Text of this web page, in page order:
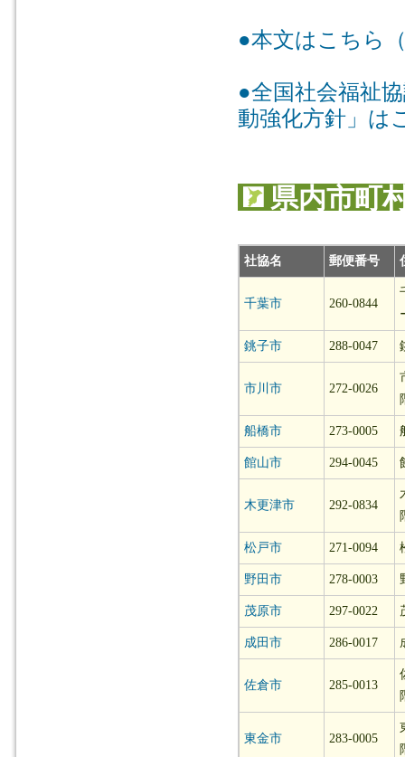
●本文はこちら
●全国社会福祉
動強化方針」は
県内市町
社協名 郵便番号
千葉市 260-0844
銚子市 288-0047
市川市 272-0026
船橋市 273-0005
館山市 294-0045
木更津市 292-0834
松戸市 271-0094
野田市 278-0003
茂原市 297-0022
成田市 286-0017
佐倉市 285-0013
東金市 283-0005